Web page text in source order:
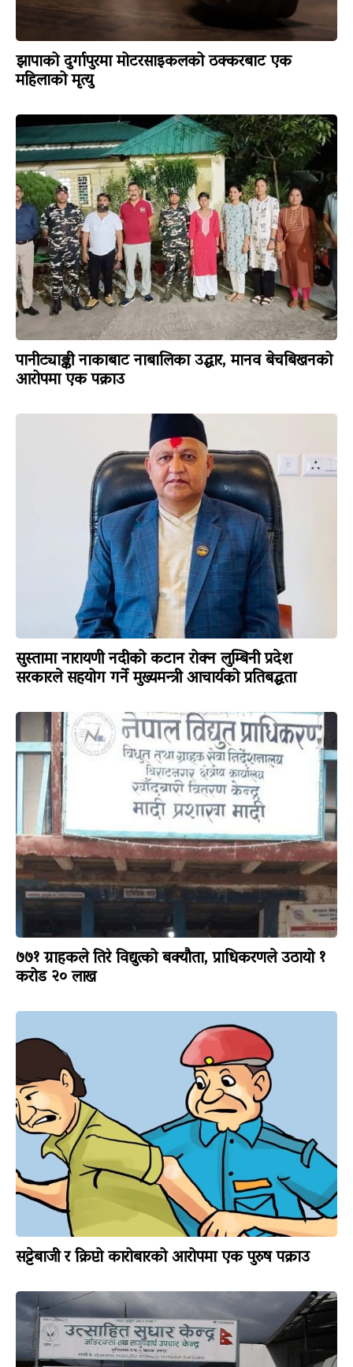
झापाको दुर्गापुरमा मोटरसाइकलको ठक्करबाट एक
महिलाको मृत्यु
पानीट्याङ्की नाकाबाट नाबालिका उद्धार, मानव बेचबिखनको
आरोपमा एक पक्राउ
सुस्तामा नारायणी नदीको कटान रोक्न लुम्बिनी प्रदेश
सरकारले सहयोग गर्ने मुख्यमन्त्री आचार्यको प्रतिबद्धता
७७१ ग्राहकले तिरे विद्युत्को बक्यौता, प्राधिकरणले उठायो १
करोड २० लाख
सट्टेबाजी र क्रिप्टो कारोबारको आरोपमा एक पुरुष पक्राउ